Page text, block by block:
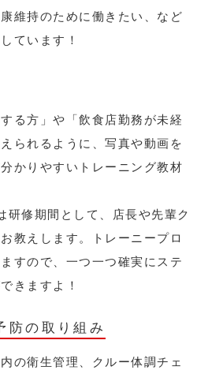
維持のために働きたい、など
ています！
る方」や「飲食店勤務が未経
られるように、写真や動画を
かりやすいトレーニング教材
研修期間として、店長や先輩ク
教えします。トレーニープロ
すので、一つ一つ確実にステ
きますよ！
防の取り組み
の衛生管理、クルー体調チェ